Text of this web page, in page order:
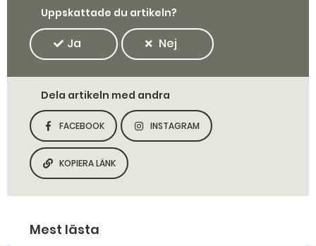
Uppskattade du artikeln?
Ja Nej
Dela artikeln med andra
DELA SIDAN PÅ
FACEBOOK
DELA SIDAN PÅ
INSTAGRAM
KOPIERA SIDANS LÄNK
KOPIERA LÄNK
Mest lästa